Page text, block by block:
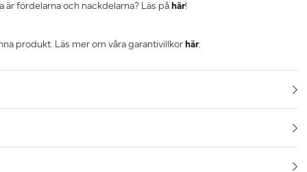
är fördelarna och nackdelarna? Läs på här!
produkt. Läs mer om våra garantivillkor här.